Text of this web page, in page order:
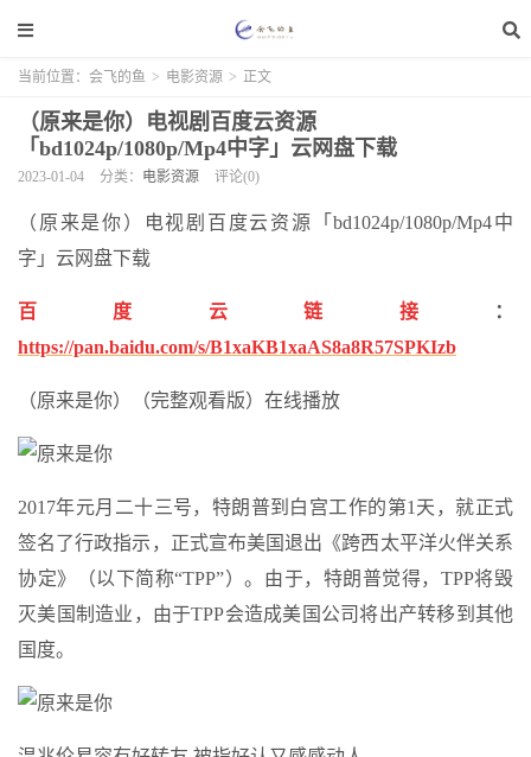
当前位置： 会飞的鱼 > 电影资源 > 正文
（原来是你）电视剧百度云资源
「bd1024p/1080p/Mp4中字」云网盘下载
2023-01-04 分类： 电影资源 评论(0)
（原来是你）电视剧百度云资源「bd1024p/1080p/Mp4中
字」云网盘下载
百度云链接
：
https://pan.baidu.com/s/B1xaKB1xaAS8a8R57SPKIzb
（原来是你）（完整观看版）在线播放
2017年元月二十三号，特朗普到白宫工作的第1天，就正式
签名了行政指示，正式宣布美国退出《跨西太平洋火伴关系
协定》（以下简称“TPP”）。由于，特朗普觉得，TPP将毁
灭美国制造业，由于TPP会造成美国公司将出产转移到其他
国度。